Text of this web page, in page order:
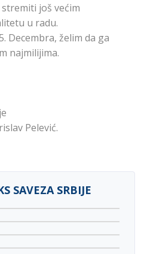
još većim
u radu.
Decembra, želim da ga
najmilijima.
Pelević.
SAVEZA SRBIJE